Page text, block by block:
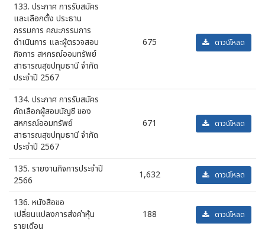
133. ประกาศ การรับสมัคร
และเลือกตั้ง ประธาน
กรรมการ คณะกรรมการ
ดำเนินการ และผู้ตรวจสอบ
กิจการ สหกรณ์ออมทรัพย์
สาธารณสุขปทุมธานี จำกัด
ประจำปี 2567
675 ดาวน์โหลด
134. ประกาศ การรับสมัคร
คัดเลือกผู้สอบบัญชี ของ
สหกรณ์ออมทรัพย์
สาธารณสุขปทุมธานี จำกัด
ประจำปี 2567
671 ดาวน์โหลด
135. รายงานกิจการประจำปี
2566
1,632 ดาวน์โหลด
136. หนังสือขอ
เปลี่ยนแปลงการส่งค่าหุ้น
รายเดือน
188 ดาวน์โหลด